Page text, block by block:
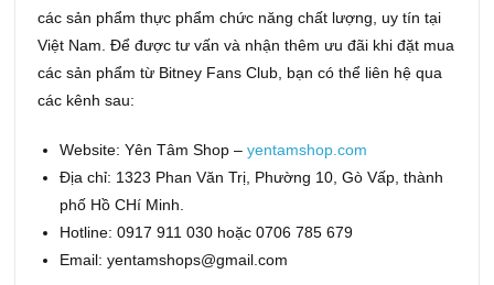
các sản phẩm thực phẩm chức năng chất lượng, uy tín tại
Việt Nam. Để được tư vấn và nhận thêm ưu đãi khi đặt mua
các sản phẩm từ Bitney Fans Club, bạn có thể liên hệ qua
các kênh sau:
Website: Yên Tâm Shop –yentamshop.com
Địa chỉ: 1323 Phan Văn Trị, Phường 10, Gò Vấp, thành
phố Hồ CHí Minh.
Hotline: 0917 911 030 hoặc 0706 785 679
Email: yentamshops@gmail.com